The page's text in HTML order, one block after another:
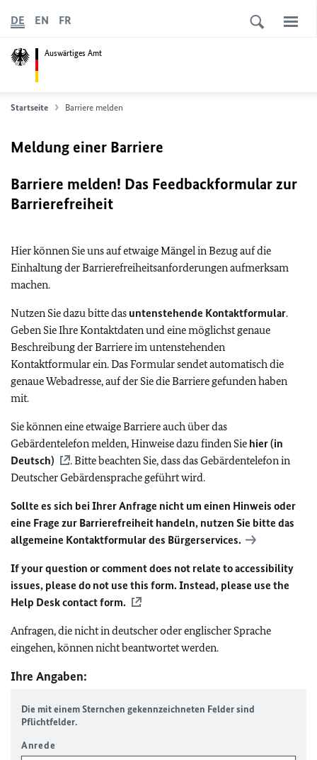
Auswärtiges Amt
DE EN FR
Startseite Barriere melden
Meldung einer Barriere
Barriere melden! Das Feedbackformular zur
Barrierefreiheit
Hier können Sie uns auf etwaige Mängel in Bezug auf die
Einhaltung der Barrierefreiheitsanforderungen aufmerksam
machen.
Nutzen Sie dazu bitte das untenstehende Kontaktformular.
Geben Sie Ihre Kontaktdaten und eine möglichst genaue
Beschreibung der Barriere im untenstehenden
Kontaktformular ein. Das Formular sendet automatisch die
genaue Webadresse, auf der Sie die Barriere gefunden haben
mit.
Sie können eine etwaige Barriere auch über das
Gebärdentelefon melden, Hinweise dazu finden Sie hier (in
Deutsch)
. Bitte beachten Sie, dass das Gebärdentelefon in
Deutscher Gebärdensprache geführt wird.
Sollte es sich bei Ihrer Anfrage nicht um einen Hinweis oder
eine Frage zur Barrierefreiheit handeln, nutzen Sie bitte das
allgemeine Kontaktformular des Bürgerservices.
If your question or comment does not relate to accessibility
issues, please do not use this form. Instead, please use the
Help Desk contact form.
Anfragen, die nicht in deutscher oder englischer Sprache
eingehen, können nicht beantwortet werden.
Ihre Angaben:
Die mit einem Sternchen gekennzeichneten Felder sind
Pflichtfelder.
Anrede